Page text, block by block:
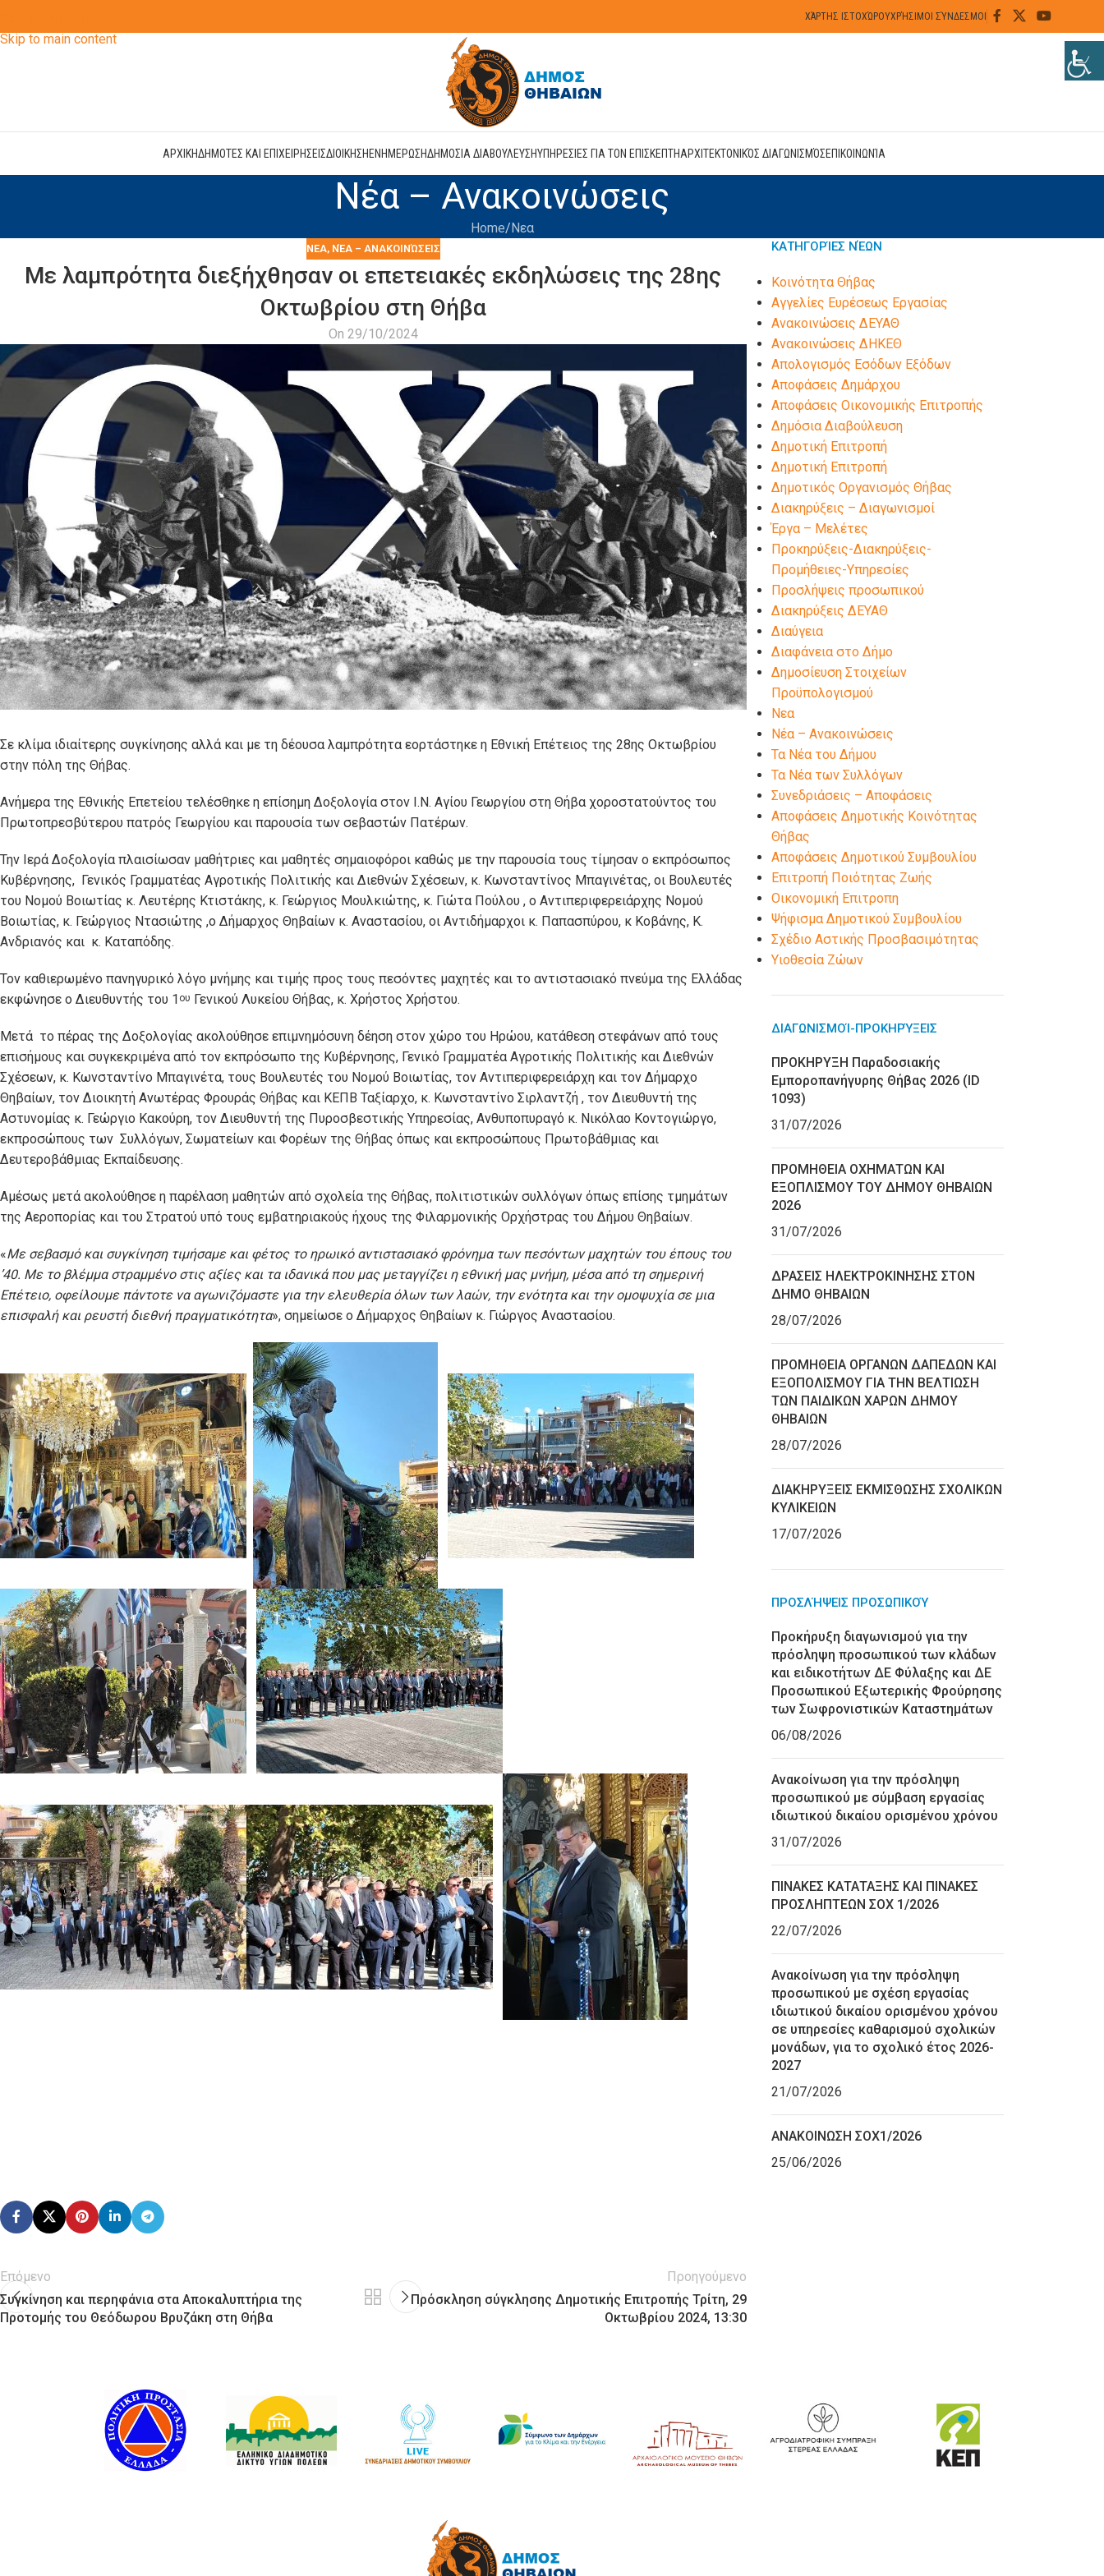
Skip to main content
ΧΆΡΤΗΣ ΙΣΤΟΧΏΡΟΥΧΡΉΣΙΜΟΙ ΣΎΝΔΕΣΜΟΙ
ΑΡΧΙΚΗΔΗΜΟΤΕΣ ΚΑΙ ΕΠΙΧΕΙΡΗΣΕΙΣΔΙΟΙΚΗΣΗΕΝΗΜΕΡΩΣΗΔΗΜΟΣΙΑ ΔΙΑΒΟΥΛΕΥΣΗΥΠΗΡΕΣΙΕΣ ΓΙΑ ΤΟΝ ΕΠΙΣΚΕΠΤΗΑΡΧΙΤΕΚΤΟΝΙΚΌΣ ΔΙΑΓΩΝΙΣΜΌΣΕΠΙΚΟΙΝΩΝΊΑ
Νέα – Ανακοινώσεις
Home Νεα
ΝΕΑ, ΝΈΑ – ΑΝΑΚΟΙΝΏΣΕΙΣ
Με λαμπρότητα διεξήχθησαν οι επετειακές εκδηλώσεις της 28ης
Οκτωβρίου στη Θήβα
On 29/10/2024
Σε κλίμα ιδιαίτερης συγκίνησης αλλά και με τη δέουσα λαμπρότητα εορτάστηκε η Εθνική Επέτειος της 28ης Οκτωβρίου
στην πόλη της Θήβας.
Ανήμερα της Εθνικής Επετείου τελέσθηκε η επίσημη Δοξολογία στον Ι.Ν. Αγίου Γεωργίου στη Θήβα χοροστατούντος του
Πρωτοπρεσβύτερου πατρός Γεωργίου και παρουσία των σεβαστών Πατέρων.
Την Ιερά Δοξολογία πλαισίωσαν μαθήτριες και μαθητές σημαιοφόροι καθώς με την παρουσία τους τίμησαν ο εκπρόσωπος
Κυβέρνησης, Γενικός Γραμματέας Αγροτικής Πολιτικής και Διεθνών Σχέσεων, κ. Κωνσταντίνος Μπαγινέτας, οι Βουλευτές
του Νομού Βοιωτίας κ. Λευτέρης Κτιστάκης, κ. Γεώργιος Μουλκιώτης, κ. Γιώτα Πούλου , o Αντιπεριφερειάρχης Νομού
Βοιωτίας, κ. Γεώργιος Ντασιώτης ,ο Δήμαρχος Θηβαίων κ. Αναστασίου, οι Αντιδήμαρχοι κ. Παπασπύρου, κ Κοβάνης, Κ.
Ανδριανός και κ. Καταπόδης.
Τον καθιερωμένο πανηγυρικό λόγο μνήμης και τιμής προς τους πεσόντες μαχητές και το αντιστασιακό πνεύμα της Ελλάδας
εκφώνησε ο Διευθυντής του 1 ου Γενικού Λυκείου Θήβας, κ. Χρήστος Χρήστου.
Μετά το πέρας της Δοξολογίας ακολούθησε επιμνημόσυνη δέηση στον χώρο του Ηρώου, κατάθεση στεφάνων από τους
επισήμους και συγκεκριμένα από τον εκπρόσωπο της Κυβέρνησης, Γενικό Γραμματέα Αγροτικής Πολιτικής και Διεθνών
Σχέσεων, κ. Κωνσταντίνο Μπαγινέτα, τους Βουλευτές του Νομού Βοιωτίας, τον Αντιπεριφερειάρχη και τον Δήμαρχο
Θηβαίων, τον Διοικητή Ανωτέρας Φρουράς Θήβας και ΚΕΠΒ Ταξίαρχο, κ. Κωνσταντίνο Σιρλαντζή , τον Διευθυντή της
Αστυνομίας κ. Γεώργιο Κακούρη, τον Διευθυντή της Πυροσβεστικής Υπηρεσίας, Ανθυποπυραγό κ. Νικόλαο Κοντογιώργο,
εκπροσώπους των Συλλόγων, Σωματείων και Φορέων της Θήβας όπως και εκπροσώπους Πρωτοβάθμιας και
Δευτεροβάθμιας Εκπαίδευσης.
Αμέσως μετά ακολούθησε η παρέλαση μαθητών από σχολεία της Θήβας, πολιτιστικών συλλόγων όπως επίσης τμημάτων
της Αεροπορίας και του Στρατού υπό τους εμβατηριακούς ήχους της Φιλαρμονικής Ορχήστρας του Δήμου Θηβαίων.
«Με σεβασμό και συγκίνηση τιμήσαμε και φέτος το ηρωικό αντιστασιακό φρόνημα των πεσόντων μαχητών του έπους του
’40. Με το βλέμμα στραμμένο στις αξίες και τα ιδανικά που μας μεταγγίζει η εθνική μας μνήμη, μέσα από τη σημερινή
Επέτειο, οφείλουμε πάντοτε να αγωνιζόμαστε για την ελευθερία όλων των λαών, την ενότητα και την ομοψυχία σε μια
επισφαλή και ρευστή διεθνή πραγματικότητα», σημείωσε ο Δήμαρχος Θηβαίων κ. Γιώργος Αναστασίου.
Επόμενο
Συγκίνηση και περηφάνια στα Αποκαλυπτήρια της
Προτομής του Θεόδωρου Βρυζάκη στη Θήβα
Προηγούμενο
Πρόσκληση σύγκλησης Δημοτικής Επιτροπής Τρίτη, 29
Οκτωβρίου 2024, 13:30
ΚΑΤΗΓΟΡΊΕΣ ΝΈΩΝ
Kοινότητα Θήβας
Αγγελίες Ευρέσεως Εργασίας
Ανακοινώσεις ΔΕΥΑΘ
Ανακοινώσεις ΔΗΚΕΘ
Απολογισμός Εσόδων Εξόδων
Αποφάσεις Δημάρχου
Αποφάσεις Οικονομικής Επιτροπής
Δημόσια Διαβούλευση
Δημοτική Επιτροπή
Δημοτική Επιτροπή
Δημοτικός Οργανισμός Θήβας
Διακηρύξεις – Διαγωνισμοί
Έργα – Μελέτες
Προκηρύξεις-Διακηρύξεις-
Προμήθειες-Υπηρεσίες
Προσλήψεις προσωπικού
Διακηρύξεις ΔΕΥΑΘ
Διαύγεια
Διαφάνεια στο Δήμο
Δημοσίευση Στοιχείων
Προϋπολογισμού
Νεα
Νέα – Ανακοινώσεις
Τα Νέα του Δήμου
Τα Νέα των Συλλόγων
Συνεδριάσεις – Αποφάσεις
Αποφάσεις Δημοτικής Κοινότητας
Θήβας
Αποφάσεις Δημοτικού Συμβουλίου
Επιτροπή Ποιότητας Ζωής
Οικονομική Επιτροπη
Ψήφισμα Δημοτικού Συμβουλίου
Σχέδιο Αστικής Προσβασιμότητας
Υιοθεσία Ζώων
ΔΙΑΓΩΝΙΣΜΟΊ-ΠΡΟΚΗΡΎΞΕΙΣ
ΠΡΟΚΗΡΥΞΗ Παραδοσιακής
Εμποροπανήγυρης Θήβας 2026 (ID
1093)
31/07/2026
ΠΡΟΜΗΘΕΙΑ ΟΧΗΜΑΤΩΝ ΚΑΙ
ΕΞΟΠΛΙΣΜΟΥ ΤΟΥ ΔΗΜΟΥ ΘΗΒΑΙΩΝ
2026
31/07/2026
ΔΡΑΣΕΙΣ ΗΛΕΚΤΡΟΚΙΝΗΣΗΣ ΣΤΟΝ
ΔΗΜΟ ΘΗΒΑΙΩΝ
28/07/2026
ΠΡΟΜΗΘΕΙΑ ΟΡΓΑΝΩΝ ΔΑΠΕΔΩΝ ΚΑΙ
ΕΞΟΠΟΛΙΣΜΟΥ ΓΙΑ ΤΗΝ ΒΕΛΤΙΩΣΗ
ΤΩΝ ΠΑΙΔΙΚΩΝ ΧΑΡΩΝ ΔΗΜΟΥ
ΘΗΒΑΙΩΝ
28/07/2026
ΔΙΑΚΗΡΥΞΕΙΣ ΕΚΜΙΣΘΩΣΗΣ ΣΧΟΛΙΚΩΝ
ΚΥΛΙΚΕΙΩΝ
17/07/2026
ΠΡΟΣΛΉΨΕΙΣ ΠΡΟΣΩΠΙΚΟΎ
Προκήρυξη διαγωνισμού για την
πρόσληψη προσωπικού των κλάδων
και ειδικοτήτων ΔΕ Φύλαξης και ΔΕ
Προσωπικού Εξωτερικής Φρούρησης
των Σωφρονιστικών Καταστημάτων
06/08/2026
Ανακοίνωση για την πρόσληψη
προσωπικού με σύμβαση εργασίας
ιδιωτικού δικαίου ορισμένου χρόνου
31/07/2026
ΠΙΝΑΚΕΣ ΚΑΤΑΤΑΞΗΣ ΚΑΙ ΠΙΝΑΚΕΣ
ΠΡΟΣΛΗΠΤΕΩΝ ΣΟΧ 1/2026
22/07/2026
Ανακοίνωση για την πρόσληψη
προσωπικού με σχέση εργασίας
ιδιωτικού δικαίου ορισμένου χρόνου
σε υπηρεσίες καθαρισμού σχολικών
μονάδων, για το σχολικό έτος 2026-
2027
21/07/2026
ΑΝΑΚΟΙΝΩΣΗ ΣΟΧ1/2026
25/06/2026